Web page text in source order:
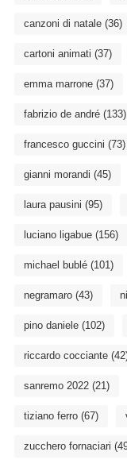
canzoni di natale(36)
cartoni animati (37)
emma marrone(37)
fabrizio de andré(133)
francesco guccini (73)
gianni morandi (45)
laura pausini (95)
luciano ligabue(156)
michael bublé(101)
negramaro(43)
pino daniele(102)
riccardo cocciante
sanremo 2022(21)
tiziano ferro(67)
zucchero fornaciari